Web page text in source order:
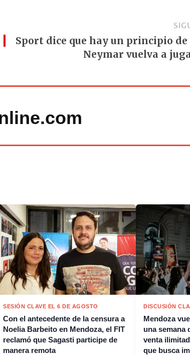
Sport dice que hay un principio de
Neymar vuelva a
SESIÓN CLAVE EL 6 DE AGOSTO
Con el antecedente de la censura a
Noelia Barbeito en Mendoza, el FIT
reclamó que Sagasti participe de
manera remota
DISCUSIÓN
Mendoza
una semana
venta
que busca